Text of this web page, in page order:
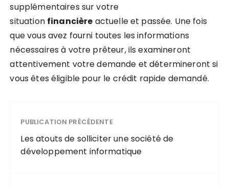
supplémentaires sur votre
situation financière actuelle et passée. Une fois
que vous avez fourni toutes les informations
nécessaires à votre prêteur, ils examineront
attentivement votre demande et détermineront si
vous êtes éligible pour le crédit rapide demandé.
PUBLICATION PRÉCÉDENTE
Les atouts de solliciter une société de
développement informatique